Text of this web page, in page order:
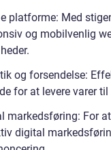
platforme: Med
og mobilvenlig
og forsendelse:
for at levere varer
markedsføring: For
digital